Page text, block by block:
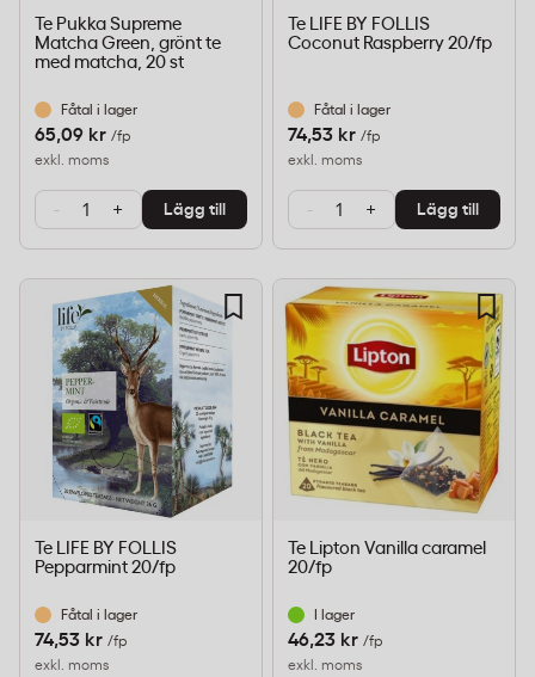
Te Pukka Supreme
Matcha Green, grönt te
med matcha, 20 st
Fåtal i lager
65,09 kr /fp
exkl. moms
- + Lägg till
Te LIFE BY FOLLIS
Coconut Raspberry 20/fp
Fåtal i lager
74,53 kr /fp
exkl. moms
- + Lägg till
Te LIFE BY FOLLIS
Pepparmint 20/fp
Fåtal i lager
74,53 kr /fp
exkl. moms
Te Lipton Vanilla caramel
20/fp
I lager
46,23 kr /fp
exkl. moms